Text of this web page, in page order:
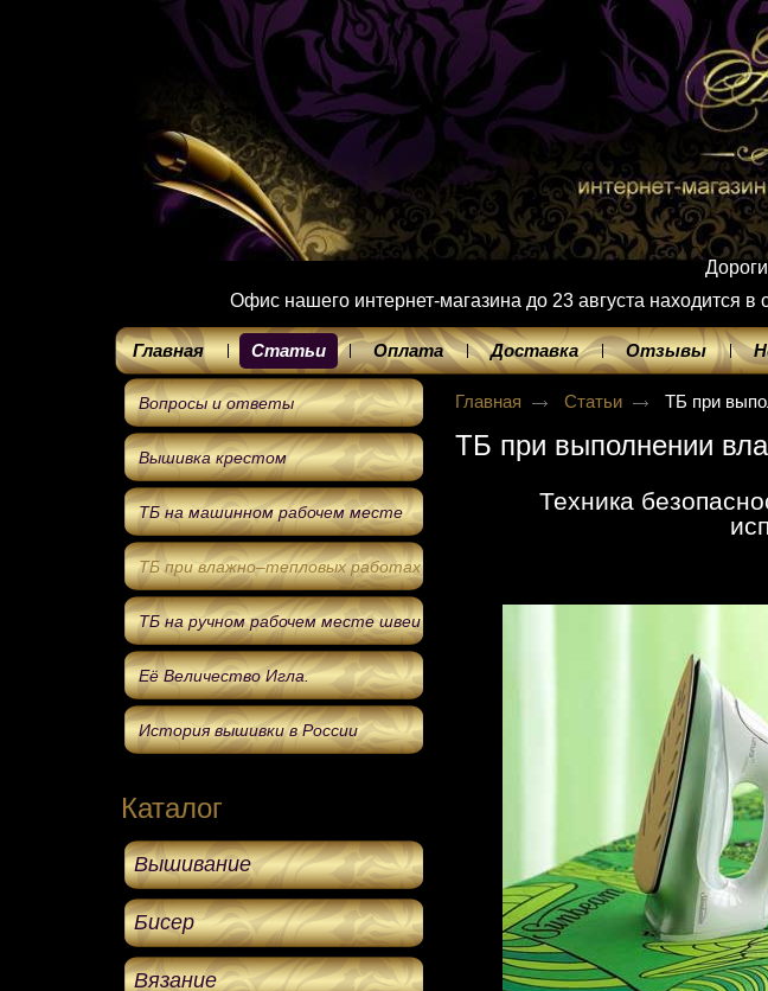
Офис нашего интернет-магазина до 23 августа находится в
Главная Статьи Оплата Доставка Отзывы
Вопросы и ответы
Вышивка крестом
ТБ на машинном рабочем месте
ТБ при влажно–тепловых работах
ТБ на ручном рабочем месте швеи
Её Величество Игла.
История вышивки в России
Каталог
Вышивание
Бисер
Вязание
Главная Статьи ТБ при
ТБ при выполнении
Техника